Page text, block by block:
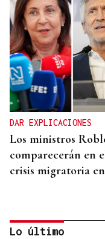
DAR EXPLICACIONES
Los ministros
comparecerán en
crisis migratoria
Lo último